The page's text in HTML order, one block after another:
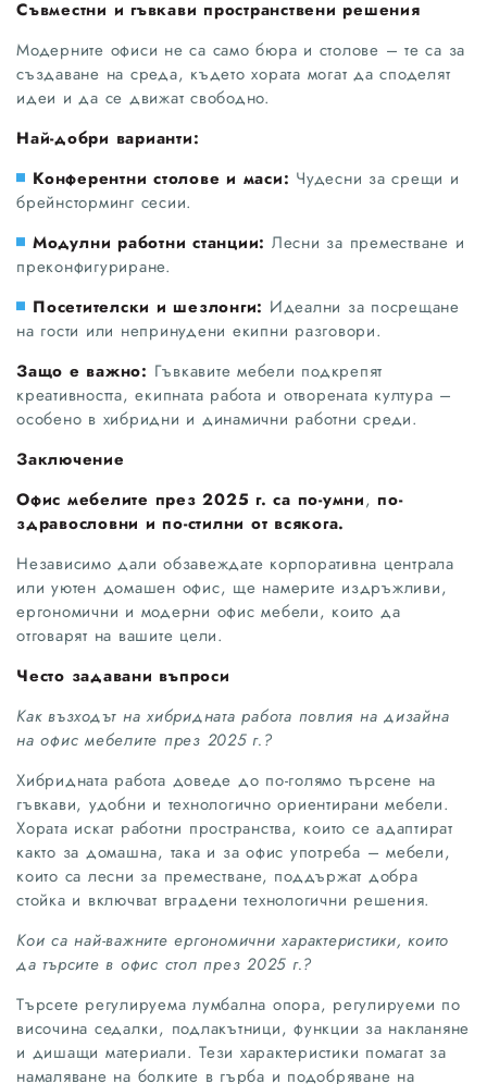
Съвместни и гъвкави пространствени решения
Модерните офиси не са само бюра и столове – те са за
създаване на среда, където хората могат да споделят
идеи и да се движат свободно.
Най-добри варианти:
Конферентни столове и маси: Чудесни за срещи и
брейнсторминг сесии.
Модулни работни станции: Лесни за преместване и
преконфигуриране.
Посетителски и шезлонги: Идеални за посрещане
на гости или непринудени екипни разговори.
Защо е важно: Гъвкавите мебели подкрепят
креативността, екипната работа и отворената култура – ​​
особено в хибридни и динамични работни среди.
Заключение
Офис мебелите през 2025 г. са по-умни,по-
здравословни и по-стилни от всякога.
Независимо дали обзавеждате корпоративна централа
или уютен домашен офис, ще намерите издръжливи,
ергономични и модерни офис мебели, които да
отговарят на вашите цели.
Често задавани въпроси
Как възходът на хибридната работа повлия на дизайна
на офис мебелите през 2025 г.?
Хибридната работа доведе до по-голямо търсене на
гъвкави, удобни и технологично ориентирани мебели.
Хората искат работни пространства, които се адаптират
както за домашна, така и за офис употреба – мебели,
които са лесни за преместване, поддържат добра
стойка и включват вградени технологични решения.
Кои са най-важните ергономични характеристики, които
да търсите в офис стол през 2025 г.?
Търсете регулируема лумбална опора, регулируеми по
височина седалки, подлакътници, функции за накланяне
и дишащи материали. Тези характеристики помагат за
намаляване на болките в гърба и подобряване на